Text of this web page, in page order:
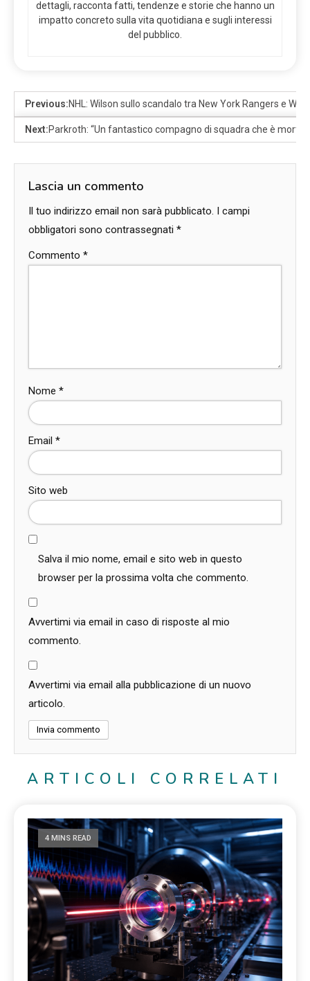
dettagli, racconta fatti, tendenze e storie che hanno un
impatto concreto sulla vita quotidiana e sugli interessi
del pubblico.
Previous:NHL: Wilson sullo scandalo tra New York Rangers e
Next:Parkroth: “Un fantastico compagno di squadra che è morto
Lascia un commento
Il tuo indirizzo email non sarà pubblicato. I campi
obbligatori sono contrassegnati *
Commento *
Nome *
Email *
Sito web
Salva il mio nome, email e sito web in questo
browser per la prossima volta che commento.
Avvertimi via email in caso di risposte al mio
commento.
Avvertimi via email alla pubblicazione di un nuovo
articolo.
ARTICOLI CORRELATI
4 MINS READ